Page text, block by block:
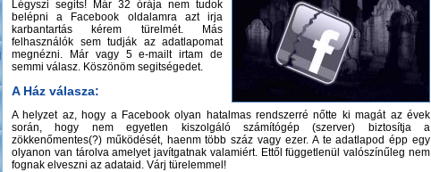
Légyszi segits! Már 32 órája nem tudok
belépni a Facebook oldalamra azt irja
karbantartás kérem türelmét. Más
felhasználók sem tudják az adatlapomat
megnézni. Már vagy 5 e-mailt irtam de
semmi válasz. Köszönöm segitségedet.
A Ház válasza:
A helyzet az, hogy a Facebook olyan hatalmas rendszerré nőtte ki magát az évek
során, hogy nem egyetlen kiszolgáló számítógép (szerver) biztosítja a
zökkenőmentes(?) működését, haenm több száz vagy ezer. A te adatlapod épp egy
olyanon van tárolva amelyet javítgatnak valamiért. Ettől függetlenül valószínűleg nem
fognak elveszni az adataid. Várj türelemmel!